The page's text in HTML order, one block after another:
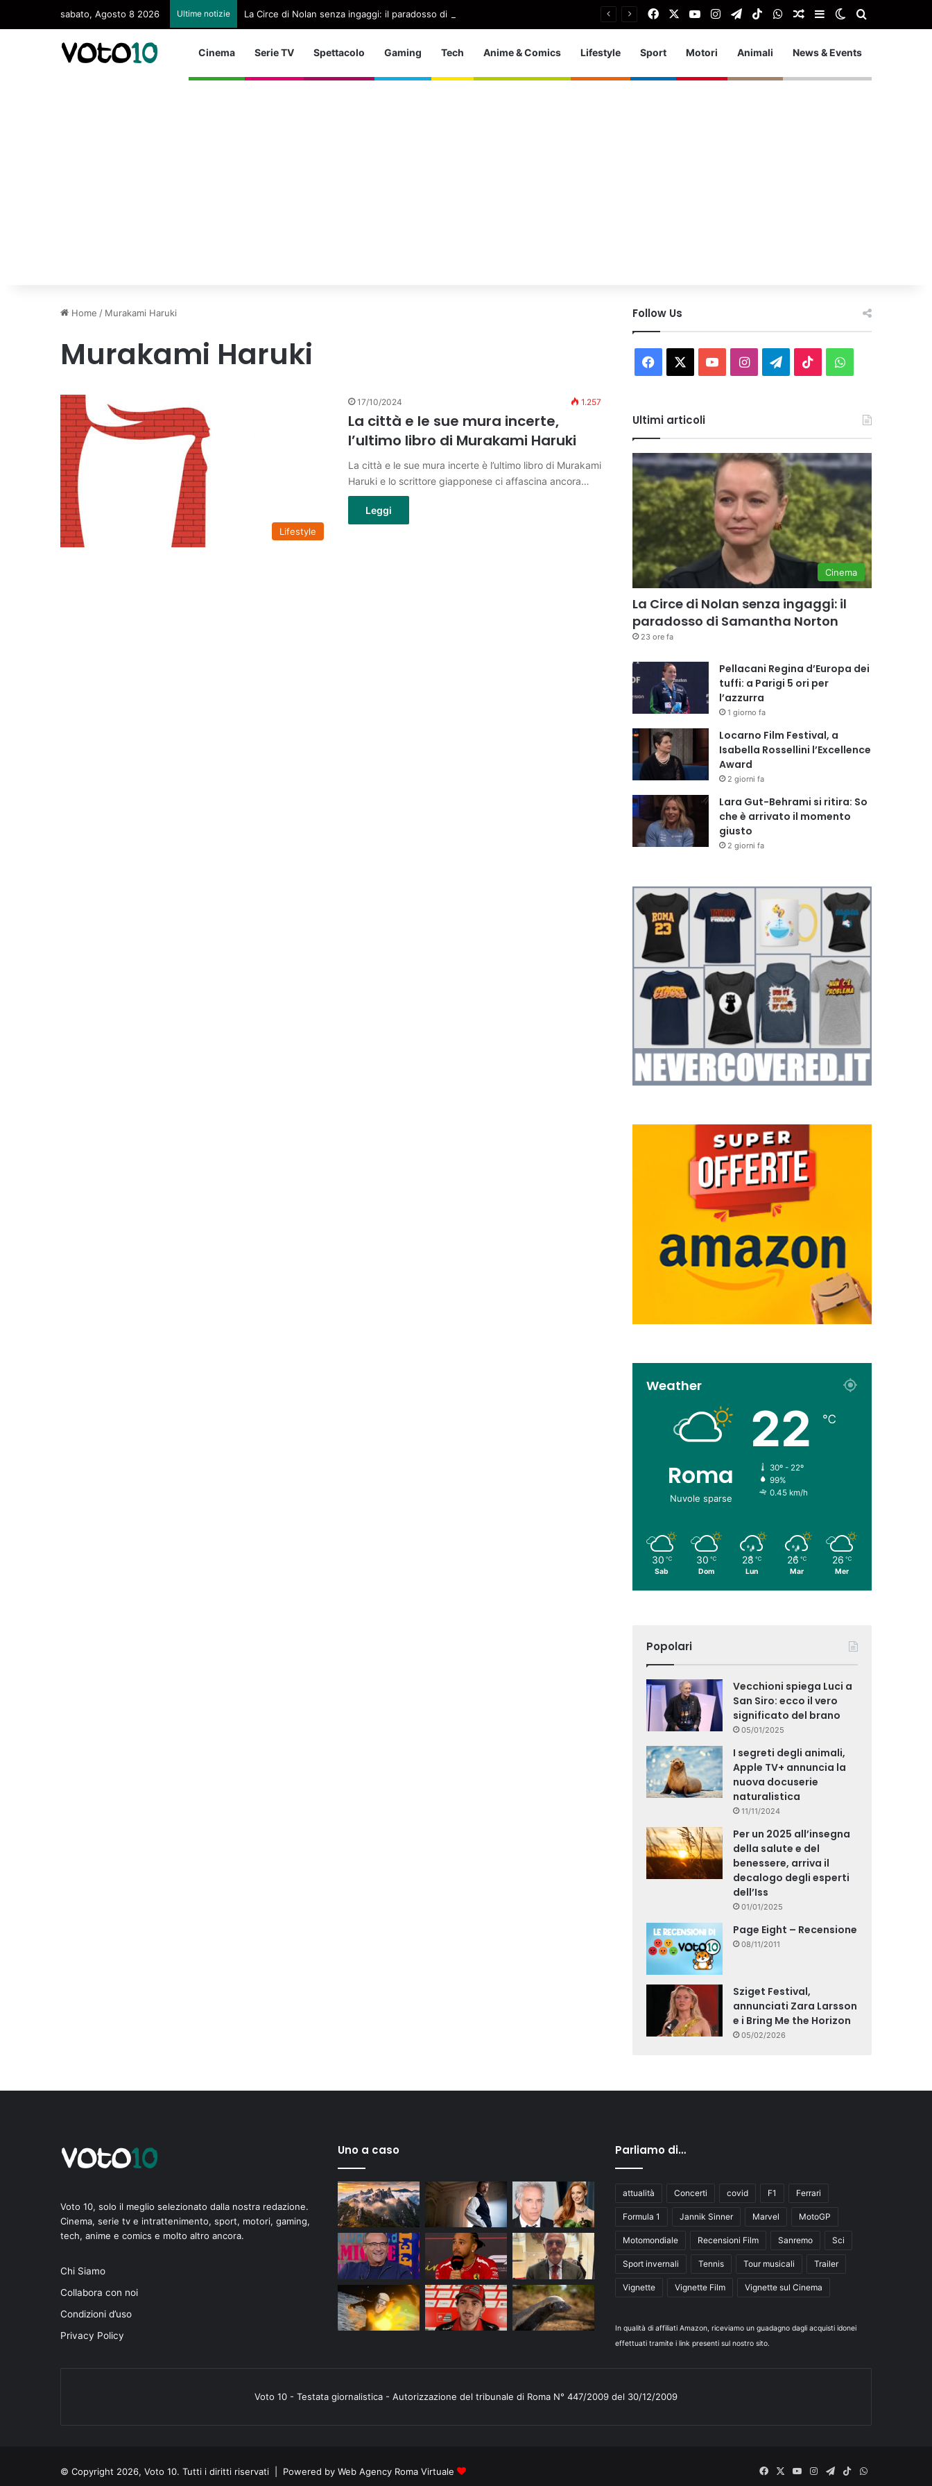
sabato, Agosto 8 2026 Ultime notizie La Circe di Nolan senza ingaggi: il paradosso di Samantha Norton FacebookYou TubeInstagram
TelegramTikTokWhatsApp
Articolo Random
Barra laterale
Cambia aspetto
Cinema Serie TV Spettacolo Gaming Tech Anime & Comics Lifestyle Sport Motori Animali News & Events
Home / Murakami Haruki
Murakami Haruki
Lifestyle
17/10/2024 1.257
La città e le sue mura incerte,
l’ultimo libro di Murakami Haruki
La città e le sue mura incerte è l’ultimo libro di Murakami
Haruki e lo scrittore giapponese ci affascina ancora…
Leggi
Follow Us
Facebook You InstagramTelegram
TikTokWhatsApp
Ultimi articoli
Cinema
La Circe di Nolan senza ingaggi: il
paradosso di Samantha Norton
23 ore fa
Pellacani Regina d’Europa dei
tuffi: a Parigi 5 ori per
l’azzurra
1 giorno fa
Locarno Film Festival, a
Isabella Rossellini l’Excellence
Award
2 giorni fa
Lara Gut-Behrami si ritira: So
che è arrivato il momento
giusto
2 giorni fa
Weather
Roma
Nuvole sparse
22 ℃
30º - 22º
99%
0.45 km/h
30 ℃
Sab
30 ℃
Dom
28 ℃
Lun
26 ℃
Mar
26 ℃
Mer
Popolari
Vecchioni spiega Luci a
San Siro: ecco il vero
significato del brano
05/01/2025
I segreti degli animali,
Apple TV+ annuncia la
nuova docuserie
naturalistica
11/11/2024
Per un 2025 all’insegna
della salute e del
benessere, arriva il
decalogo degli esperti
dell’Iss
01/01/2025
Page Eight – Recensione
08/11/2011
Sziget Festival,
annunciati Zara Larsson
e i Bring Me the Horizon
05/02/2026
Voto 10, solo il meglio selezionato dalla nostra redazione.
Cinema, serie tv e intrattenimento, sport, motori, gaming,
tech, anime e comics e molto altro ancora.
Chi Siamo
Collabora con noi
Condizioni d’uso
Privacy Policy
Uno a caso Parliamo di…
attualità Concerti covid F1 Ferrari
Formula 1 Jannik Sinner Marvel MotoGP
Motomondiale Recensioni Film Sanremo Sci
Sport invernali Tennis Tour musicali Trailer
Vignette Vignette Film Vignette sul Cinema
In qualità di affiliati Amazon, riceviamo un guadagno dagli acquisti idonei
effettuati tramite i link presenti sul nostro sito.
Voto 10 - Testata giornalistica - Autorizzazione del tribunale di Roma N° 447/2009 del 30/12/2009
© Copyright 2026, Voto 10. Tutti i diritti riservati | Powered by Web Agency Roma Virtuale Facebook
X
YouInstagram
Telegram
TikTokWhatsApp